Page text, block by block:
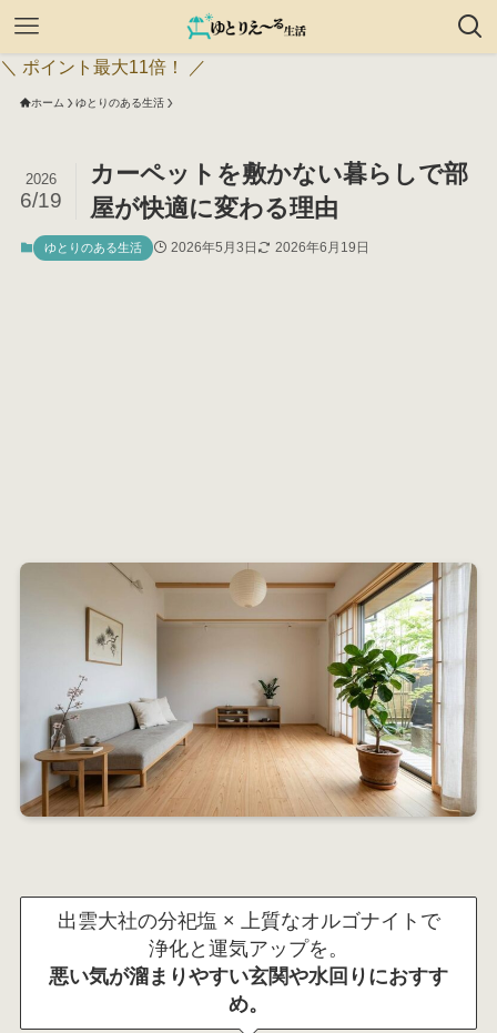
＼ ポイント最大11倍！ ／
ホーム ゆとりのある生活
カーペットを敷かない暮らしで部
屋が快適に変わる理由
2026
6/19
ゆとりのある生活 2026年5月3日 2026年6月19日
出雲大社の分祀塩 × 上質なオルゴナイトで
浄化と運気アップを。
悪い気が溜まりやすい玄関や水回りにおすす
め。